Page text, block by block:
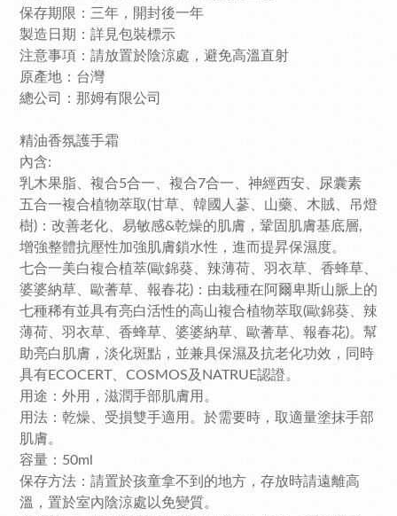
保存期限：三年，開封後一年
製造日期：詳見包裝標示
注意事項：請放置於陰涼處，避免高溫直射
原產地：台灣
總公司：那姆有限公司
精油香氛護手霜
內含:
乳木果脂、複合5合一、複合7合一、神經西安、尿囊素
五合一複合植物萃取(甘草、韓國人蔘、山藥、木賊、吊燈
樹)：改善老化、易敏感&乾燥的肌膚，鞏固肌膚基底層,
增強整體抗壓性加強肌膚鎖水性，進而提昇保濕度。
七合一美白複合植萃(歐錦葵、辣薄荷、羽衣草、香蜂草、
婆婆納草、歐蓍草、報春花)：由栽種在阿爾卑斯山脈上的
七種稀有並具有亮白活性的高山複合植物萃取(歐錦葵、辣
薄荷、羽衣草、香蜂草、婆婆納草、歐蓍草、報春花)。幫
助亮白肌膚，淡化斑點，並兼具保濕及抗老化功效，同時
具有ECOCERT、COSMOS及NATRUE認證。
用途：外用，滋潤手部肌膚用。
用法：乾燥、受損雙手適用。於需要時，取適量塗抹手部
肌膚。
容量：50ml
保存方法：請置於孩童拿不到的地方，存放時請遠離高
溫，置於室內陰涼處以免變質。